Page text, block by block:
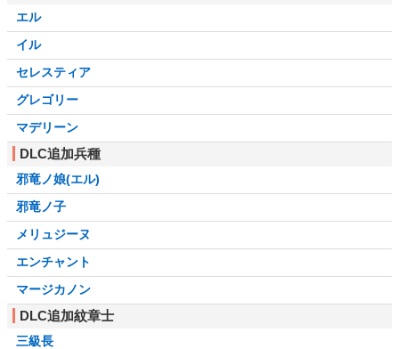
エル
イル
セレスティア
グレゴリー
マデリーン
DLC追加兵種
邪竜ノ娘(エル)
邪竜ノ子
メリュジーヌ
エンチャント
マージカノン
DLC追加紋章士
三級長